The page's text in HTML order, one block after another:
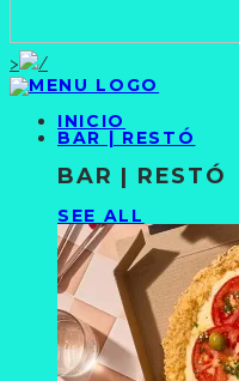
>
INICIO
BAR | RESTÓ
BAR | RESTÓ
SEE ALL